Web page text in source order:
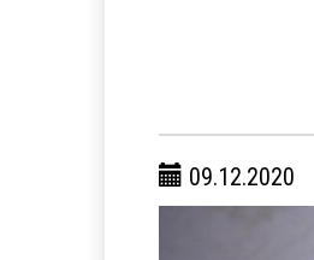
09.12.2020